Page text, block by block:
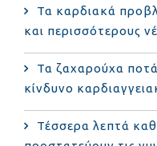
Τα καρδιακά
και περισσότερους
Τα ζαχαρούχα
κίνδυνο
Τέσσερα λεπτά